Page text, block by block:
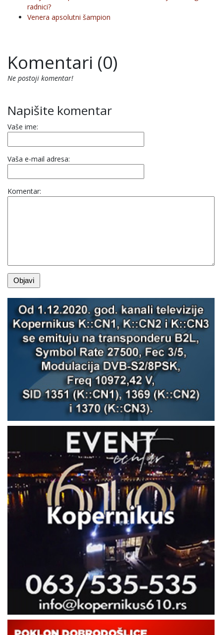
radnici?
Venera apsolutni šampion
Komentari (0)
Ne postoji komentar!
Napišite komentar
Vaše ime:
Vaša e-mail adresa:
Komentar: